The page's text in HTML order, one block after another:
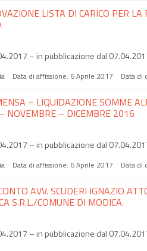
LISTA DI CARICO PER LA
– in pubblicazione dal
Data di affissione: 6 Aprile 2017 Data di
– LIQUIDAZIONE SOMME
NOVEMBRE – DICEMBRE 2016
– in pubblicazione dal
Data di affissione: 6 Aprile 2017 Data di
AVV. SCUDERI IGNAZIO
S.R.L./COMUNE DI MODICA.
– in pubblicazione dal